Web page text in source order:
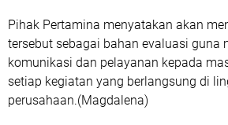
Pihak Pertamina menyatakan akan
tersebut sebagai bahan evaluasi guna
komunikasi dan pelayanan kepada
setiap kegiatan yang berlangsung di
perusahaan.(Magdalena)